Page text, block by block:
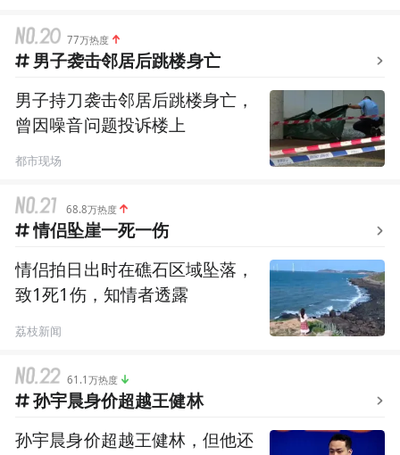
77万热度
男子袭击邻居后跳楼身亡
男子持刀袭击邻居后跳楼身亡，
曾因噪音问题投诉楼上
都市现场
68.8万热度
情侣坠崖一死一伤
情侣拍日出时在礁石区域坠落，
致1死1伤，知情者透露
荔枝新闻
61.1万热度
孙宇晨身价超越王健林
孙宇晨身价超越王健林，但他还